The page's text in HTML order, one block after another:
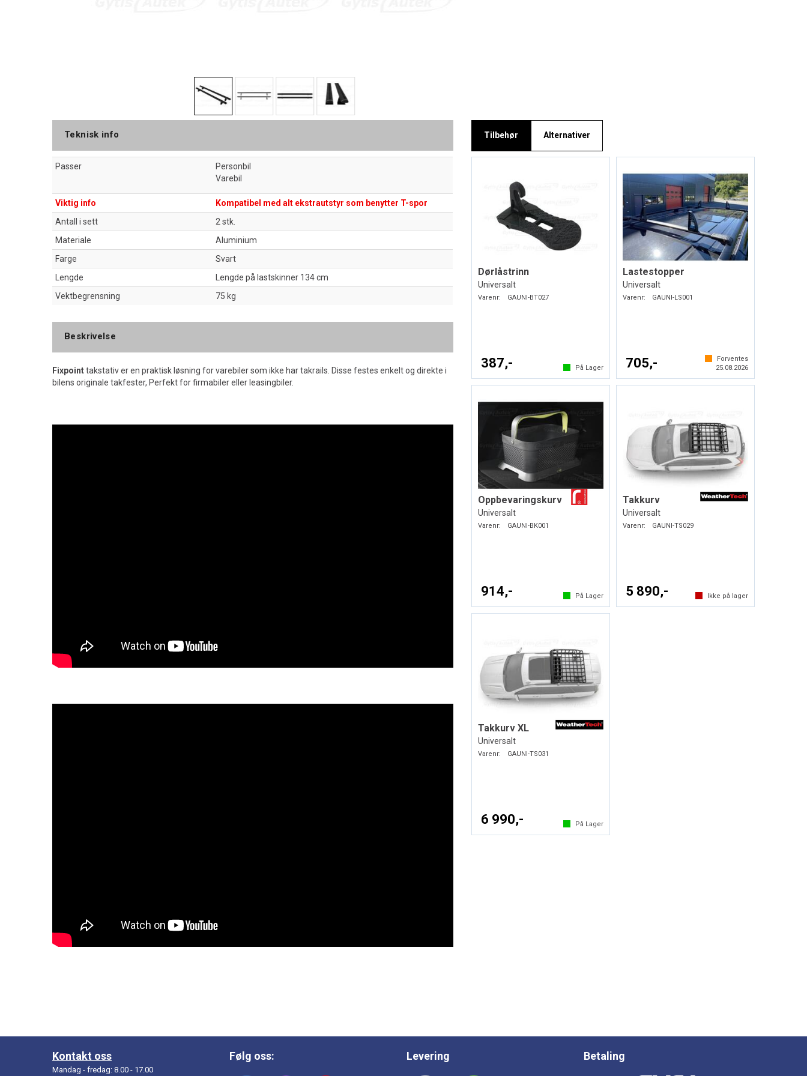
Teknisk info
Passer
Personbil
Varebil
Viktig info
Kompatibel med alt ekstrautstyr som benytter T-spor
Antall i sett
2 stk.
Materiale
Aluminium
Farge
Svart
Lengde
Lengde på lastskinner 134 cm
Vektbegrensning
75 kg
Beskrivelse
Fixpointtakstativ er en praktisk løsning for varebiler som ikke har takrails. Disse festes enkelt og direkte i
bilens originale takfester, Perfekt for firmabiler eller leasingbiler.
Tilbehør Alternativer
Dørlåstrinn
Universalt
Varenr: GAUNI-BT027
387,- På Lager
Lastestopper
Universalt
Varenr: GAUNI-LS001
705,-
Forventes
25.08.2026
Oppbevaringskurv
Universalt
Varenr: GAUNI-BK001
914,- På Lager
Takkurv
Universalt
Varenr: GAUNI-TS029
5 890,- Ikke på lager
Takkurv XL
Universalt
Varenr: GAUNI-TS031
6 990,- På Lager
Kontakt oss
Mandag - fredag: 8.00 - 17.00
Følg oss: Levering Betaling